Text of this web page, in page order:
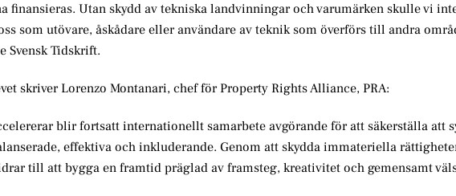
finansieras. Utan skydd av tekniska landvinningar och varumärken skulle vi
som utövare, åskådare eller användare av teknik som överförs till andra
Svensk Tidskrift.
skriver Lorenzo Montanari, chef för Property Rights Alliance, PRA:
blir fortsatt internationellt samarbete avgörande för att säkerställa att
effektiva och inkluderande. Genom att skydda immateriella
till att bygga en framtid präglad av framsteg, kreativitet och gemensamt